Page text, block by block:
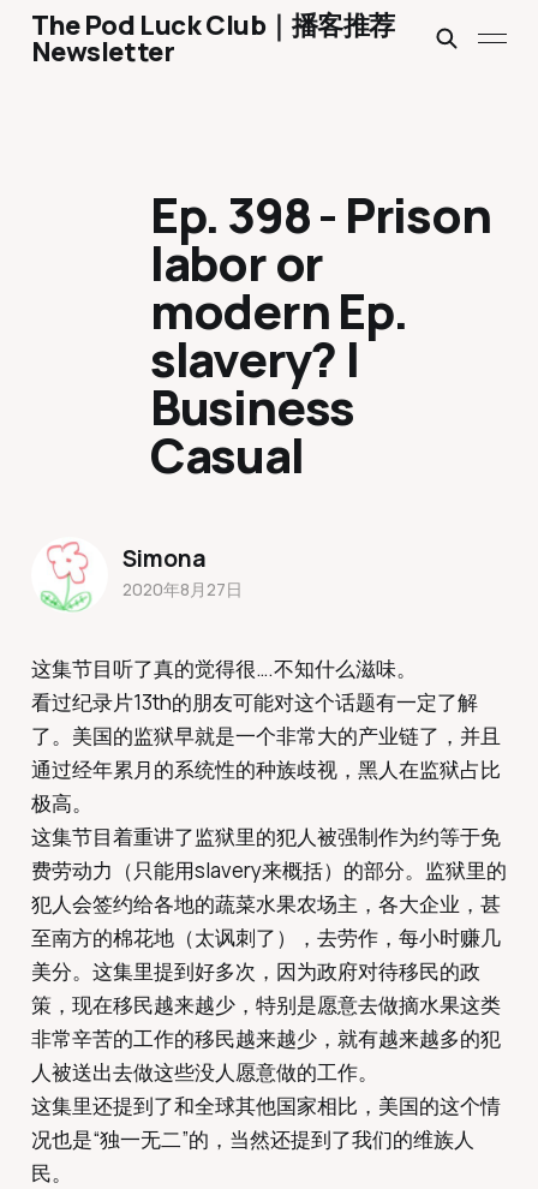
The Pod Luck Club｜播客推荐
Newsletter
这集节目听了真的觉得很….不知什么滋味。
看过纪录片13th的朋友可能对这个话题有一定了解
了。美国的监狱早就是一个非常大的产业链了，并且
通过经年累月的系统性的种族歧视，黑人在监狱占比
极高。
这集节目着重讲了监狱里的犯人被强制作为约等于免
费劳动力（只能用slavery来概括）的部分。监狱里的
犯人会签约给各地的蔬菜水果农场主，各大企业，甚
至南方的棉花地（太讽刺了），去劳作，每小时赚几
美分。这集里提到好多次，因为政府对待移民的政
策，现在移民越来越少，特别是愿意去做摘水果这类
非常辛苦的工作的移民越来越少，就有越来越多的犯
人被送出去做这些没人愿意做的工作。
这集里还提到了和全球其他国家相比，美国的这个情
况也是“独一无二”的，当然还提到了我们的维族人
民。
Ep. 398 - Prison
labor or
modern Ep.
slavery? |
Business
Casual
Simona
2020年8月27日